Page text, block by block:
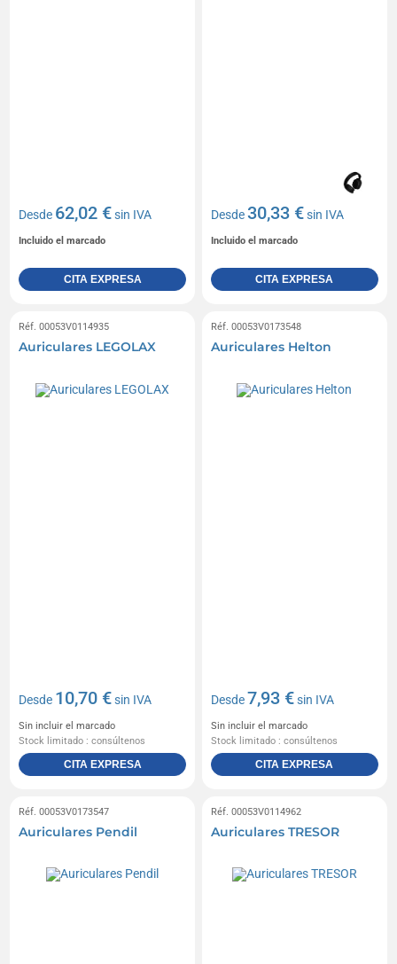
Desde 62,02 €sin IVA
Incluido el marcado
CITA EXPRESA
Desde30,33 €sin IVA
Incluido el marcado
CITA EXPRESA
Réf. 00053V0114935
Auriculares LEGOLAX
Desde 10,70 €sin IVA
Sin incluir el marcado
Stock limitado : consúltenos
CITA EXPRESA
Réf. 00053V0173548
Auriculares Helton
Desde7,93 €sin IVA
Sin incluir el marcado
Stock limitado : consúltenos
CITA EXPRESA
Réf. 00053V0173547
Auriculares Pendil
Réf. 00053V0114962
Auriculares TRESOR